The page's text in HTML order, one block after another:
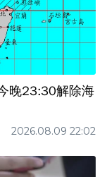
晚23:30解除海
2026.08.09 22:02